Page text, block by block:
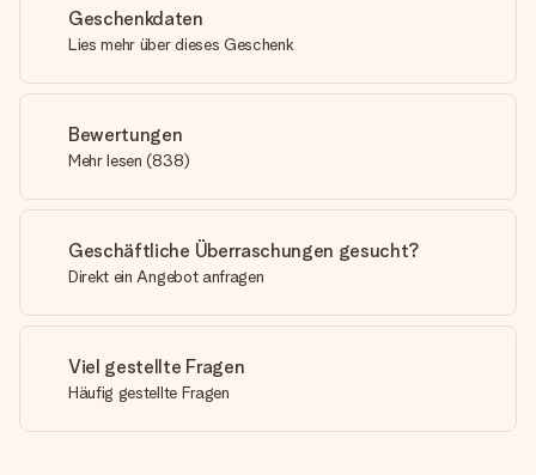
Geschenkdaten
Lies mehr über dieses Geschenk
Bewertungen
Mehr lesen (838)
Geschäftliche Überraschungen gesucht?
Direkt ein Angebot anfragen
Viel gestellte Fragen
Häufig gestellte Fragen